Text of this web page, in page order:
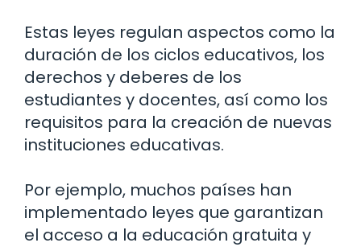
Estas leyes regulan aspectos como la
duración de los ciclos educativos, los
derechos y deberes de los
estudiantes y docentes, así como los
requisitos para la creación de nuevas
instituciones educativas.
Por ejemplo, muchos países han
implementado leyes que garantizan
el acceso a la educación gratuita y